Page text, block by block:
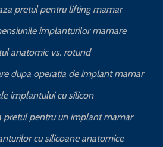
pretul pentru lifting mamar
implanturilor mamare
anatomic vs. rotund
dupa operatia de implant mamar
implantului cu silicon
pretul pentru un implant mamar
cu silicoane anatomice